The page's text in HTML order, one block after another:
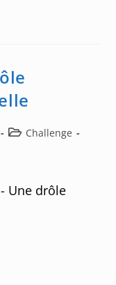
PostChallenge
Une drôle